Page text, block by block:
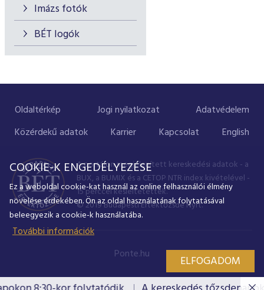
Imázs fotók
BÉT logók
Oldaltérkép Jogi nyilatkozat
Adatvédelem
Közérdekű adatok
Karrier Kapcsolat English
A portálon megjelenített kereskedési adatok - a
BUX, a BUMIX és a CETOP NTR index kivételével -
15 perccel késleltetettek.
© 2019 Budapesti Értéktőzsde Nyrt.
Ponte.hu
COOKIE-K ENGEDÉLYEZÉSE
Ez a weboldal cookie-kat használ az online felhasználói élmény
növelése érdekében. Ön az oldal használatának folytatásával
beleegyezik a cookie-k használatába.
További információk
ELFOGADOM